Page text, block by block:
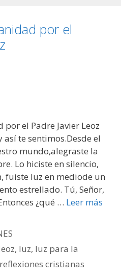
por el
el Padre Javier Leoz
así te sentimos.Desde el
mundo,alegraste la
Lo hiciste en silencio,
fuiste luz en mediode un
estrellado. Tú, Señor,
¿qué … Leer más
, luz, luz para la
reflexiones cristianas